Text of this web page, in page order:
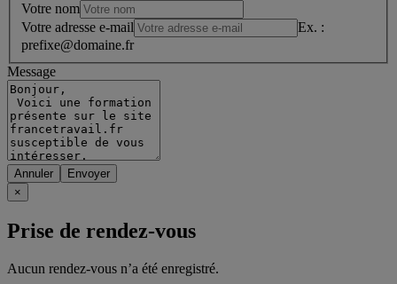
Votre nom
Votre adresse e-mail
Ex. :
prefixe@domaine.fr
Message
Annuler
×
Prise de rendez-vous
Aucun rendez-vous n’a été enregistré.